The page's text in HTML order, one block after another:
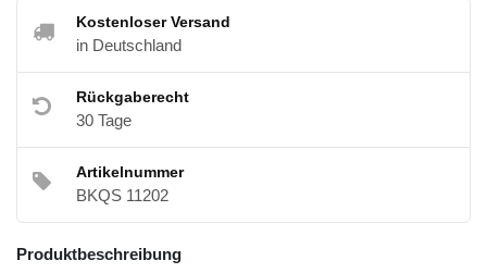
Kostenloser Versand
in Deutschland
Rückgaberecht
30 Tage
Artikelnummer
BKQS 11202
Produktbeschreibung